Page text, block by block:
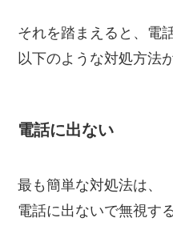
それを踏まえると、電
以下のような対処方法
電話に出ない
最も簡単な対処法は、
電話に出ないで無視す